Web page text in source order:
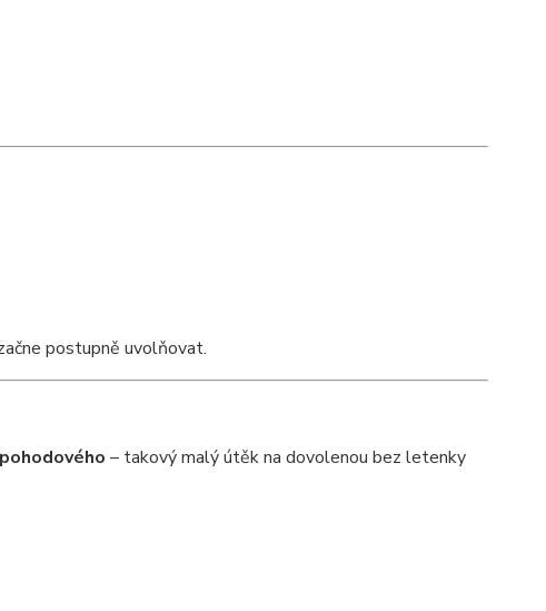
postupně uvolňovat.
– takový malý útěk na dovolenou bez letenky